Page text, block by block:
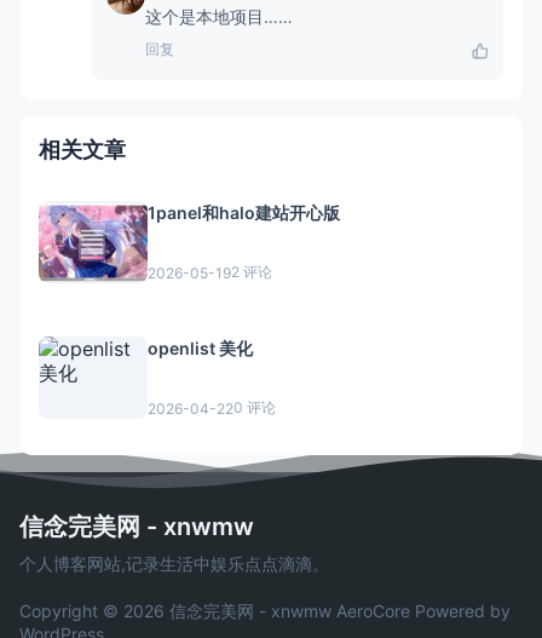
这个是本地项目……
回复
相关文章
1panel和halo建站开心版
2026-05-192 评论
openlist 美化
2026-04-220 评论
信念完美网 - xnwmw
个人博客网站,记录生活中娱乐点点滴滴。
Copyright © 2026 信念完美网 - xnwmw AeroCore Powered by